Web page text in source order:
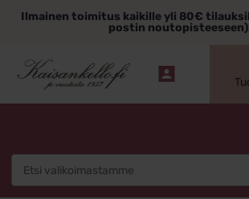
sisältöönIlmainen toimitus kaikille yli 80€
postin